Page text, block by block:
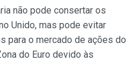
não pode consertar os
Unido, mas pode evitar
para o mercado de ações do
do Euro devido às